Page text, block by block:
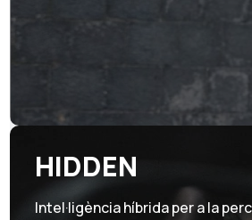
HIDDEN
Intel·ligència híbrida per a la